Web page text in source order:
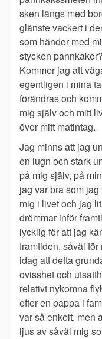
sken längs med
glänste vackert i
som händer med
stycken
Kommer jag att
egentligen i mina
förändras och
mig själv och mitt
över mitt matintag.
Jag minns att jag
en lugn och stark
på mig själv, på
jag var bra som
mig i livet och jag
drömmar inför
lycklig för att jag
framtiden, såväl
idag att detta
ovisshet och
relativt nykomna
efter en pappa i
var så enkelt, men
ljus av såväl mig